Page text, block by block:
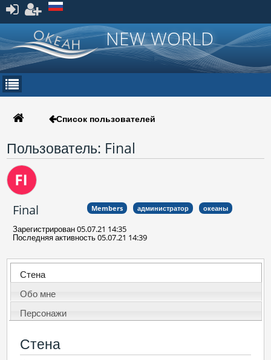
Зарегистрироваться
NEW WORLD
Список пользователей
Пользователь: Final
Final Members администратор океаны
Зарегистрирован 05.07.21 14:35
Последняя активность 05.07.21 14:39
Стена
Обо мне
Персонажи
Стена